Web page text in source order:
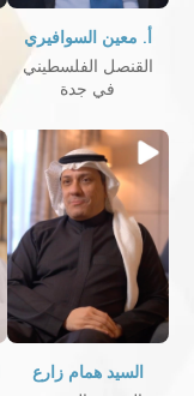
أ. معين السوافيري
القنصل الفلسطيني
في جدة
السيد همام زارع